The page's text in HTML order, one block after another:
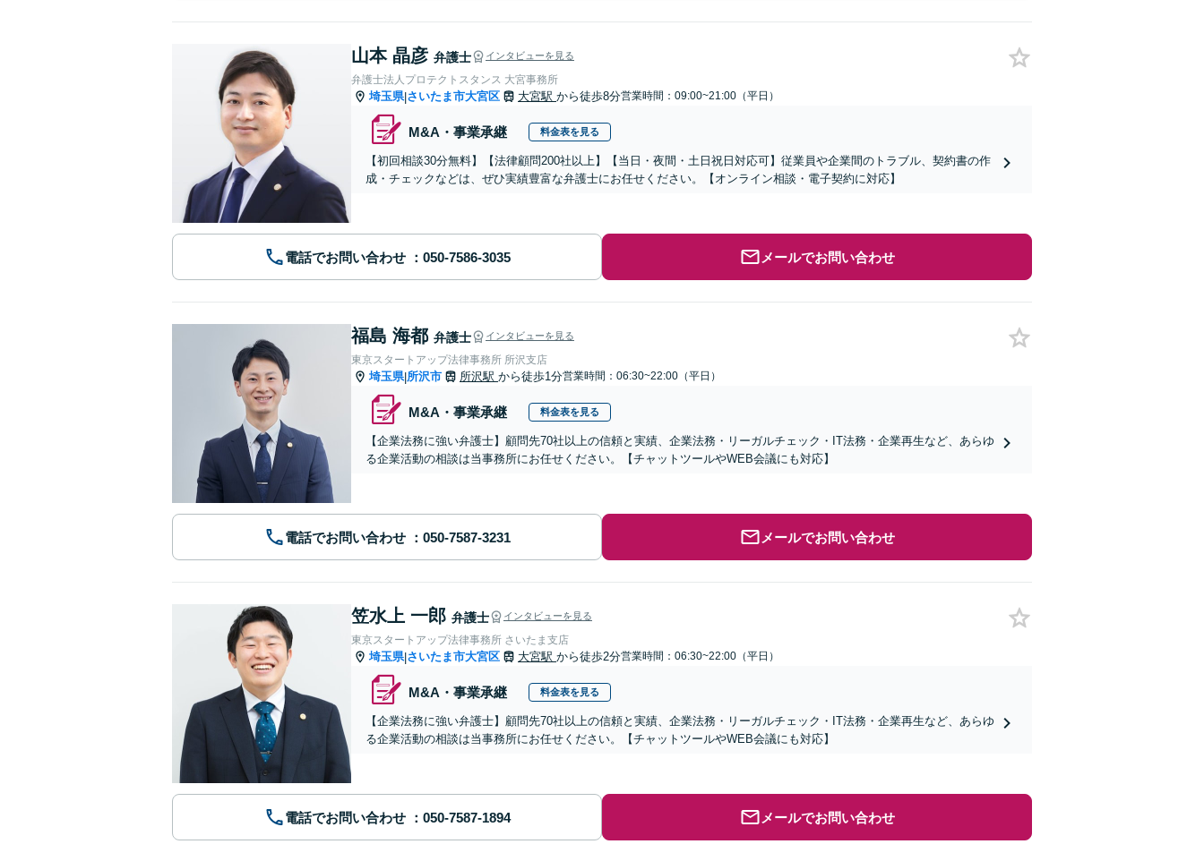
山本 晶彦 弁護士 インタビューを見る
弁護士法人プロテクトスタンス 大宮事務所
埼玉県|さいたま市大宮区 大宮駅 から徒歩8分営業時間：09:00~21:00（平日）
M&A・事業承継 料金表を見る
【初回相談30分無料】【法律顧問200社以上】【当日・夜間・土日祝日対応可】従業員や企業間のトラブル、契約書の作
成・チェックなどは、ぜひ実績豊富な弁護士にお任せください。【オンライン相談・電子契約に対応】
電話でお問い合わせ メールでお問い合わせ
福島 海都 弁護士 インタビューを見る
東京スタートアップ法律事務所 所沢支店
埼玉県|所沢市 所沢駅 から徒歩1分営業時間：06:30~22:00（平日）
M&A・事業承継 料金表を見る
【企業法務に強い弁護士】顧問先70社以上の信頼と実績、企業法務・リーガルチェック・IT法務・企業再生など、あらゆ
る企業活動の相談は当事務所にお任せください。【チャットツールやWEB会議にも対応】
電話でお問い合わせ メールでお問い合わせ
笠水上 一郎 弁護士 インタビューを見る
東京スタートアップ法律事務所 さいたま支店
埼玉県|さいたま市大宮区 大宮駅 から徒歩2分営業時間：06:30~22:00（平日）
M&A・事業承継 料金表を見る
【企業法務に強い弁護士】顧問先70社以上の信頼と実績、企業法務・リーガルチェック・IT法務・企業再生など、あらゆ
る企業活動の相談は当事務所にお任せください。【チャットツールやWEB会議にも対応】
電話でお問い合わせ メールでお問い合わせ